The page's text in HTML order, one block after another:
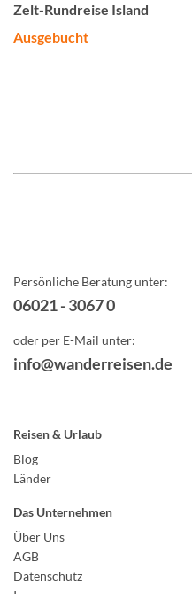
Zelt-Rundreise Island
Ausgebucht
Persönliche Beratung unter:
06021 - 3067 0
oder per E-Mail unter:
info@wanderreisen.de
Reisen & Urlaub
Blog
Länder
Das Unternehmen
Über Uns
AGB
Datenschutz